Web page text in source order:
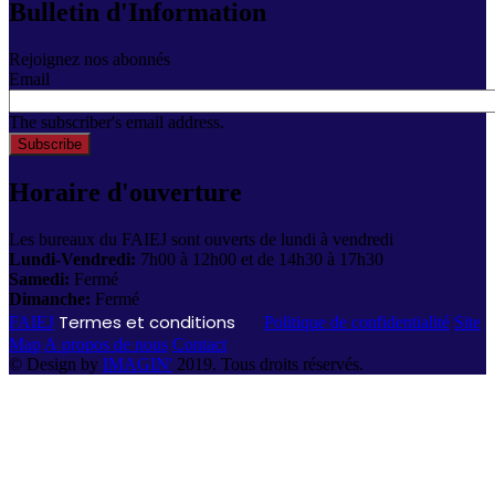
Bulletin d'Information
Rejoignez nos abonnés
Email
The subscriber's email address.
Horaire d'ouverture
Les bureaux du FAIEJ sont ouverts de lundi à vendredi
Lundi-Vendredi: 7h00 à 12h00 et de 14h30 à 17h30
Samedi: Fermé
Dimanche: Fermé
FAIEJ Termes et conditions Politique de confidentialité Site
Map A propos de nous Contact
© Design by IMAGIN' 2019. Tous droits réservés.